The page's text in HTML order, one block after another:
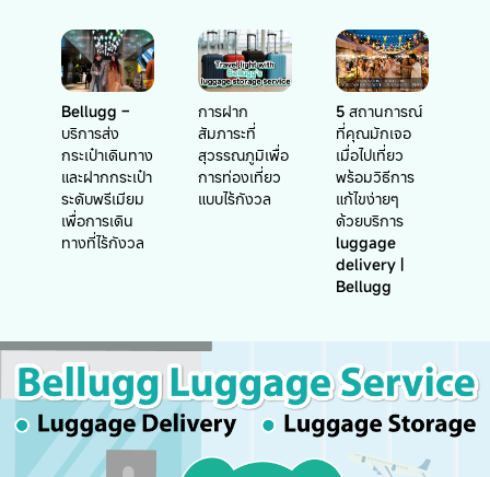
Bellugg –
บริการส่ง
กระเป๋าเดินทาง
และฝากกระเป๋า
ระดับพรีเมียม
เพื่อการเดิน
ทางที่ไร้กังวล
การฝาก
สัมภาระที่
สุวรรณภูมิเพื่อ
การท่องเที่ยว
แบบไร้กังวล
5 สถานการณ์
ที่คุณมักเจอ
เมื่อไปเที่ยว
พร้อมวิธีการ
แก้ไขง่ายๆ
ด้วยบริการ
luggage
delivery |
Bellugg